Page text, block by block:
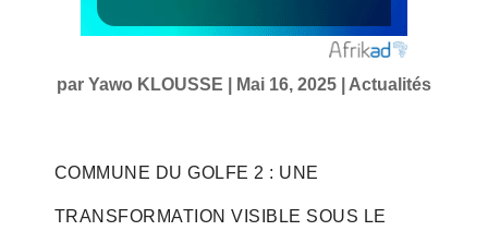
par Yawo KLOUSSE Mai 16, 2025| Actualités
COMMUNE DU GOLFE 2 : UNE
TRANSFORMATION VISIBLE SOUS LE